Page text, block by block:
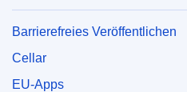
Barrierefreies Veröffentlichen
Cellar
EU-Apps